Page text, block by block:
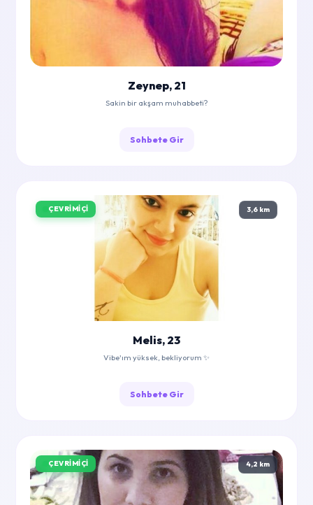
Zeynep, 21
Sakin bir akşam muhabbeti?
Sohbete Gir
ÇEVRIMIÇI 3,6 km
Melis, 23
Vibe'ım yüksek, bekliyorum ✨
Sohbete Gir
ÇEVRIMIÇI 4,2 km